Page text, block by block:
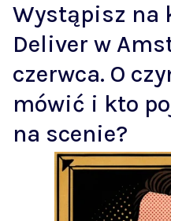
Wystąpisz na
Deliver w
czerwca. O
mówić i kto
na scenie?